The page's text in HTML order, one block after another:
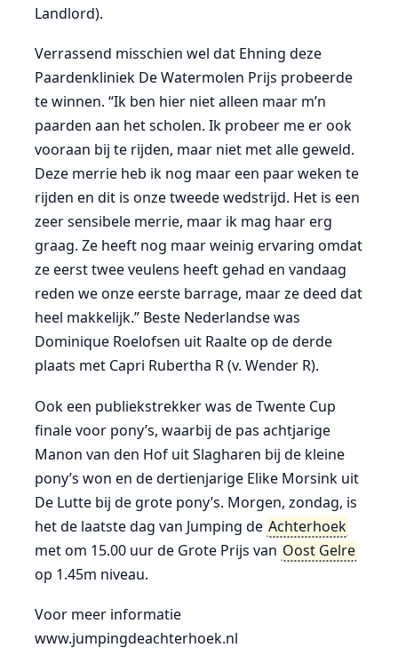
Landlord).
Verrassend misschien wel dat Ehning deze
Paardenkliniek De Watermolen Prijs probeerde
te winnen. “Ik ben hier niet alleen maar m’n
paarden aan het scholen. Ik probeer me er ook
vooraan bij te rijden, maar niet met alle geweld.
Deze merrie heb ik nog maar een paar weken te
rijden en dit is onze tweede wedstrijd. Het is een
zeer sensibele merrie, maar ik mag haar erg
graag. Ze heeft nog maar weinig ervaring omdat
ze eerst twee veulens heeft gehad en vandaag
reden we onze eerste barrage, maar ze deed dat
heel makkelijk.” Beste Nederlandse was
Dominique Roelofsen uit Raalte op de derde
plaats met Capri Rubertha R (v. Wender R).
Ook een publiekstrekker was de Twente Cup
finale voor pony’s, waarbij de pas achtjarige
Manon van den Hof uit Slagharen bij de kleine
pony’s won en de dertienjarige Elike Morsink uit
De Lutte bij de grote pony’s. Morgen, zondag, is
het de laatste dag van Jumping de Achterhoek
met om 15.00 uur de Grote Prijs van Oost Gelre
op 1.45m niveau.
Voor meer informatie
www.jumpingdeachterhoek.nl